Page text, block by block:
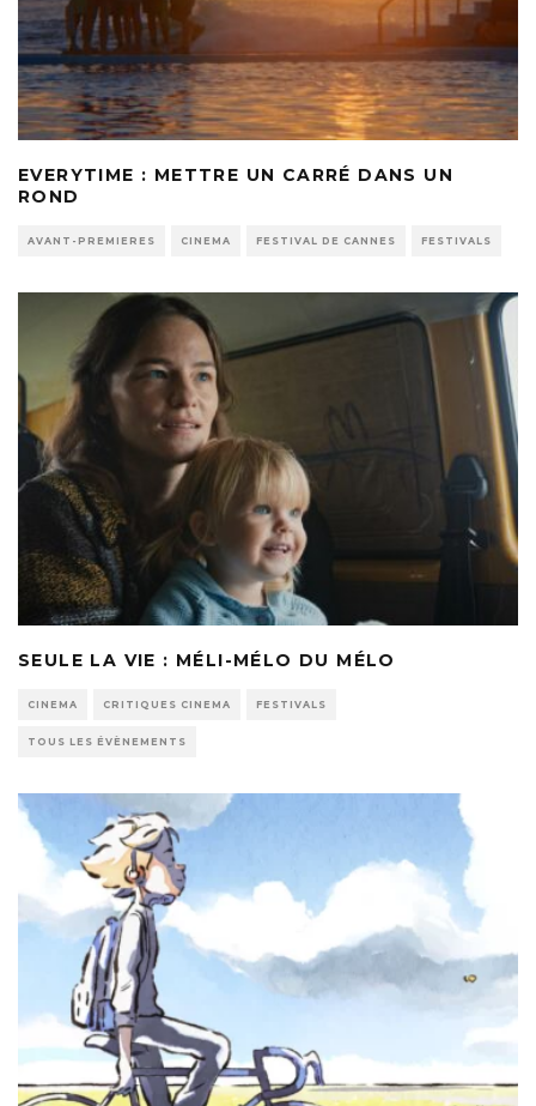
EVERYTIME : METTRE UN CARRÉ DANS UN
ROND
AVANT-PREMIERES CINEMA FESTIVAL DE CANNES FESTIVALS
SEULE LA VIE : MÉLI-MÉLO DU MÉLO
CINEMA CRITIQUES CINEMA FESTIVALS
TOUS LES ÉVÈNEMENTS